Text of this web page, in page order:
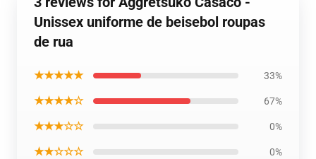
Unissex uniforme de beisebol roupas
de rua
★★★★★ 33%
★★★★☆ 67%
★★★☆☆ 0%
★★☆☆☆ 0%